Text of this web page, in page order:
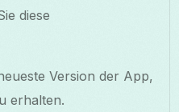
diese
Version der App,
erhalten.